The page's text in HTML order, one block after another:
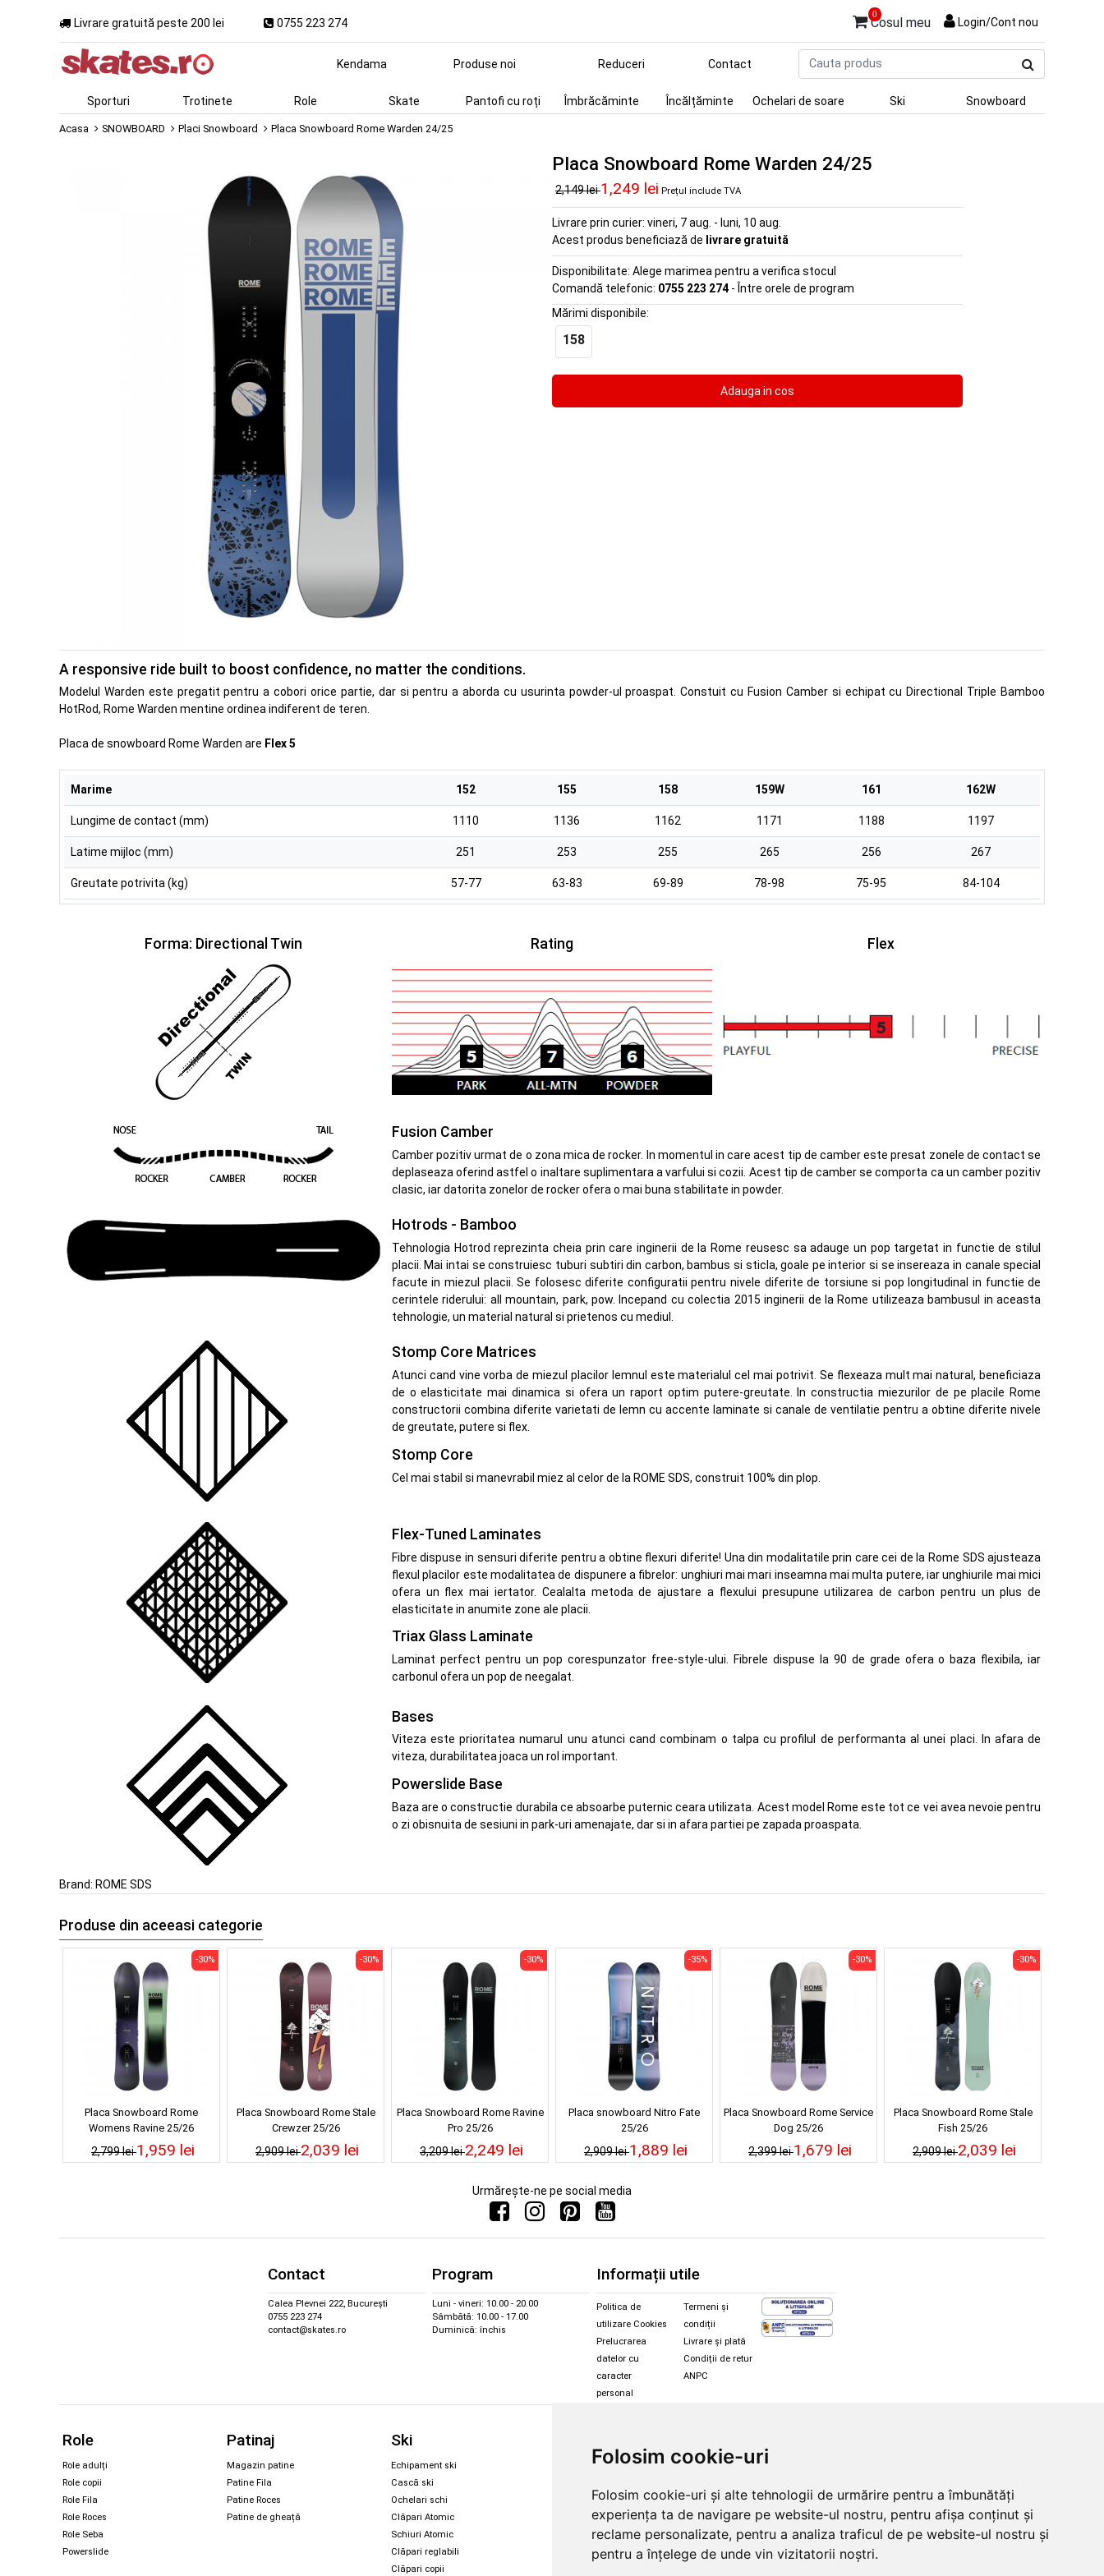
Folosim cookie-uri
Folosim cookie-uri și alte tehnologii de urmărire pentru a îmbunătăți
experiența ta de navigare pe website-ul nostru, pentru afișa conținut și
reclame personalizate, pentru a analiza traficul de pe website-ul nostru și
pentru a înțelege de unde vin vizitatorii noștri.
Livrare gratuită peste 200 lei 0755 223 274
0
Cosul meu Login/Cont nou
produs
Kendama Produse noi Reduceri Contact
Sporturi Trotinete Role Skate Pantofi cu roți Îmbrăcăminte Încălțăminte Ochelari de soare Ski Snowboard
Acasa SNOWBOARD Placi Snowboard Placa Snowboard Rome Warden 24/25
Placa Snowboard Rome Warden 24/25
2,149 lei1,249 lei Prețul include TVA
Livrare prin curier: vineri, 7 aug. - luni, 10 aug.
Acest produs beneficiază de livrare gratuită
Disponibilitate: Alege marimea pentru a verifica stocul
Comandă telefonic: 0755 223 274 - Între orele de program
Mărimi disponibile:
158
A responsive ride built to boost confidence, no matter the conditions.
Modelul Warden este pregatit pentru a cobori orice partie, dar si pentru a aborda cu usurinta powder-ul proaspat. Constuit cu Fusion Camber si echipat cu Directional Triple Bamboo
HotRod, Rome Warden mentine ordinea indiferent de teren.
Placa de snowboard Rome Warden are Flex 5
Marime 152 155 158 159W 161 162W
Lungime de contact (mm) 1110 1136 1162 1171 1188 1197
Latime mijloc (mm) 251 253 255 265 256 267
Greutate potrivita (kg) 57-77 63-83 69-89 78-98 75-95 84-104
Forma: Directional Twin Rating Flex
Fusion Camber
Camber pozitiv urmat de o zona mica de rocker. In momentul in care acest tip de camber este presat zonele de contact se
deplaseaza oferind astfel o inaltare suplimentara a varfului si cozii. Acest tip de camber se comporta ca un camber pozitiv
clasic, iar datorita zonelor de rocker ofera o mai buna stabilitate in powder.
Hotrods - Bamboo
Tehnologia Hotrod reprezinta cheia prin care inginerii de la Rome reusesc sa adauge un pop targetat in functie de stilul
placii. Mai intai se construiesc tuburi subtiri din carbon, bambus si sticla, goale pe interior si se insereaza in canale special
facute in miezul placii. Se folosesc diferite configuratii pentru nivele diferite de torsiune si pop longitudinal in functie de
cerintele riderului: all mountain, park, pow. Incepand cu colectia 2015 inginerii de la Rome utilizeaza bambusul in aceasta
tehnologie, un material natural si prietenos cu mediul.
Stomp Core Matrices
Atunci cand vine vorba de miezul placilor lemnul este materialul cel mai potrivit. Se flexeaza mult mai natural, beneficiaza
de o elasticitate mai dinamica si ofera un raport optim putere-greutate. In constructia miezurilor de pe placile Rome
constructorii combina diferite varietati de lemn cu accente laminate si canale de ventilatie pentru a obtine diferite nivele
de greutate, putere si flex.
Stomp Core
Cel mai stabil si manevrabil miez al celor de la ROME SDS, construit 100% din plop.
Flex-Tuned Laminates
Fibre dispuse in sensuri diferite pentru a obtine flexuri diferite! Una din modalitatile prin care cei de la Rome SDS ajusteaza
flexul placilor este modalitatea de dispunere a fibrelor: unghiuri mai mari inseamna mai multa putere, iar unghiurile mai mici
ofera un flex mai iertator. Cealalta metoda de ajustare a flexului presupune utilizarea de carbon pentru un plus de
elasticitate in anumite zone ale placii.
Triax Glass Laminate
Laminat perfect pentru un pop corespunzator free-style-ului. Fibrele dispuse la 90 de grade ofera o baza flexibila, iar
carbonul ofera un pop de neegalat.
Bases
Viteza este prioritatea numarul unu atunci cand combinam o talpa cu profilul de performanta al unei placi. In afara de
viteza, durabilitatea joaca un rol important.
Powerslide Base
Baza are o constructie durabila ce absoarbe puternic ceara utilizata. Acest model Rome este tot ce vei avea nevoie pentru
o zi obisnuita de sesiuni in park-uri amenajate, dar si in afara partiei pe zapada proaspata.
Brand: ROME SDS
Produse din aceeasi categorie
Placa Snowboard Rome
Womens Ravine 25/26
2,799 lei
-30%
1,959 lei
Placa Snowboard Rome Stale
Crewzer 25/26
2,909 lei
-30%
2,039 lei
Placa Snowboard Rome Ravine
Pro 25/26
3,209 lei
-30%
2,249 lei
Placa snowboard Nitro Fate
25/26
2,909 lei
-35%
1,889 lei
Placa Snowboard Rome Service
Dog 25/26
2,399 lei
-30%
1,679 lei
Placa Snowboard Rome Stale
Fish 25/26
2,909 lei
-30%
2,039 lei
Urmărește-ne pe social media
Contact
Calea Plevnei 222, București
0755 223 274
contact@skates.ro
Program
Luni - vineri: 10.00 - 20.00
Sâmbătă: 10.00 - 17.00
Duminică: închis
Informații utile
Politica de
utilizare Cookies
Prelucrarea
datelor cu
caracter
personal
Termeni și
condiții
Livrare și plată
Condiții de retur
ANPC
Role
Role adulți
Role copii
Role Fila
Role Roces
Role Seba
Powerslide
Patinaj
Magazin patine
Patine Fila
Patine Roces
Patine de gheață
Ski
Echipament ski
Cască ski
Ochelari schi
Clăpari Atomic
Schiuri Atomic
Clăpari reglabili
Clăpari copii
Magazin snowboard
Legături Rome SDS
Skate & longboard
Santa Cruz
Îmbrăcăminte schi și snowboard
Căști și ochelari Alpina
Ochelari Oakley
Ochelari Alpina
Ochelari de soare Oakley
Ochelari de soare Alpina
Intretinere manusi